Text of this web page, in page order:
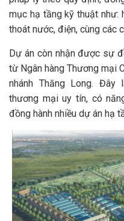
mục hạ tầng kỹ thuật như:
thoát nước, điện, cùng các
Dự án còn nhận được sự
từ Ngân hàng Thương mại
nhánh Thăng Long. Đây
thương mại uy tín, có
đồng hành nhiều dự án hạ